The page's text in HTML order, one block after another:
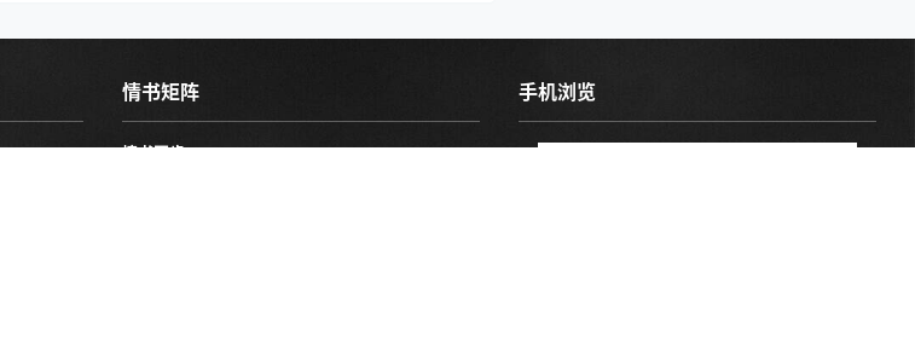
情书矩阵
情书同步
手机浏览